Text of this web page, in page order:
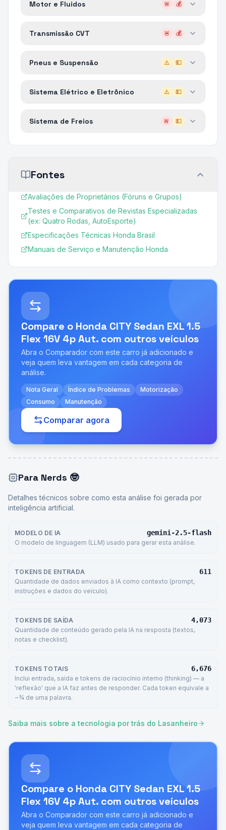
Motor e Fluidos 🚨 💰
Transmissão CVT 🚨 💰
Pneus e Suspensão ⚠️ 💵
Sistema Elétrico e Eletrônico ⚠️ 💵
Sistema de Freios 🚨 💵
Fontes
Avaliações de Proprietários (Fóruns e Grupos)
Testes e Comparativos de Revistas Especializadas
(ex: Quatro Rodas, AutoEsporte)
Especificações Técnicas Honda Brasil
Manuais de Serviço e Manutenção Honda
Compare o Honda CITY Sedan EXL 1.5
Flex 16V 4p Aut. com outros veículos
Abra o Comparador com este carro já adicionado e
veja quem leva vantagem em cada categoria de
análise.
Nota Geral Índice de Problemas
Motorização
Consumo
Manutenção
Comparar agora
Para Nerds 🤓
Detalhes técnicos sobre como esta análise foi gerada por
inteligência artificial.
MODELO DE IA gemini-2.5-flash
O modelo de linguagem (LLM) usado para gerar esta análise.
TOKENS DE ENTRADA 611
Quantidade de dados enviados à IA como contexto (prompt,
instruções e dados do veículo).
TOKENS DE SAÍDA 4,073
Quantidade de conteúdo gerado pela IA na resposta (textos,
notas e checklist).
TOKENS TOTAIS 6,676
Inclui entrada, saída e tokens de raciocínio interno (thinking) — a
'reflexão' que a IA faz antes de responder. Cada token equivale a
~¾ de uma palavra.
Saiba mais sobre a tecnologia por trás do Lasanheiro
Compare o Honda CITY Sedan EXL 1.5
Flex 16V 4p Aut. com outros veículos
Abra o Comparador com este carro já adicionado e
veja quem leva vantagem em cada categoria de